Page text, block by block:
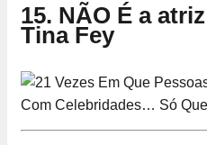
15. NÃO É a
Tina Fey